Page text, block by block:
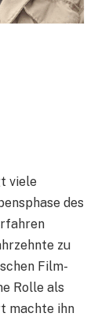
viele
des
zu
Film-
Rolle als
machte ihn